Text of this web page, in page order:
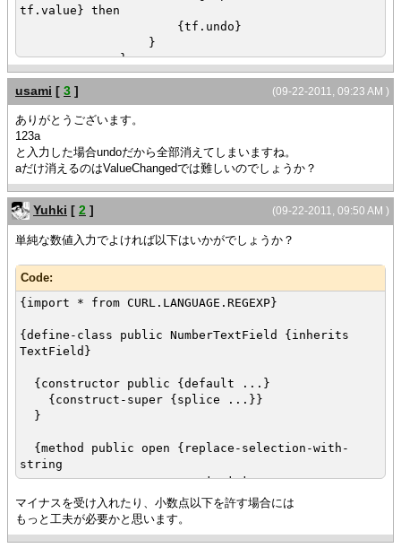
tf.value} then
{tf.undo}
}
}
}
}
{value
{HBox
tf
}
}
(09-22-2011, 09:23 AM )
usami [ 3 ]
ありがとうございます。
123a
と入力した場合undoだから全部消えてしまいますね。
aだけ消えるのはValueChangedでは難しいのでしょうか？
(09-22-2011, 09:50 AM )
Yuhki [ 2 ]
単純な数値入力でよければ以下はいかがでしょうか？
Code:
{import * from CURL.LANGUAGE.REGEXP}
{define-class public NumberTextField {inherits
TextField}
{constructor public {default ...}
{construct-super {splice ...}}
}
{method public open {replace-selection-with-
string
text-to-
insert:StringInterface
}:void
{output text-to-insert}
{if {regexp-match? |"^\D*$"|, text-to-insert}
マイナスを受け入れたり、小数点以下を許す場合には
もっと工夫が必要かと思います。